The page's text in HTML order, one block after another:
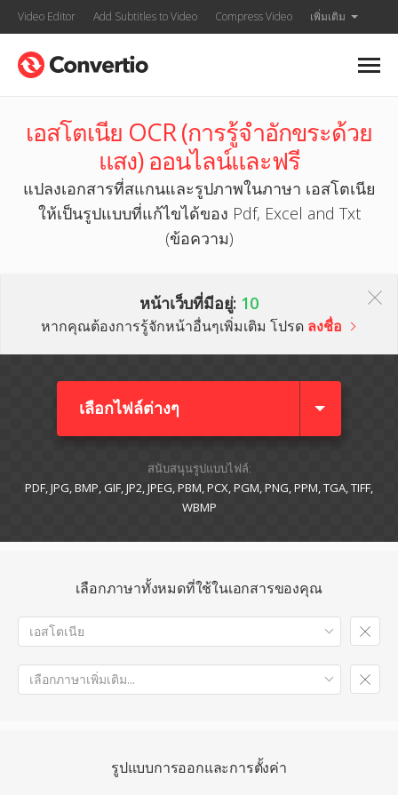
Video Editor Add Subtitles to Video Compress Video เพิ่มเติม
เอสโตเนีย OCR (การรู้จำอักขระด้วย
แสง) ออนไลน์และฟรี
แปลงเอกสารที่สแกนและรูปภาพในภาษา เอสโตเนีย
ให้เป็นรูปแบบที่แก้ไขได้ของ Pdf, Excel and Txt
(ข้อความ)
หน้าเว็บที่มีอยู่: 10
หากคุณต้องการรู้จักหน้าอื่นๆเพิ่มเติม โปรด ลงชื่อ
เลือกไฟล์ต่างๆ​
สนับสนุนรูปแบบไฟล์:
PDF, JPG, BMP, GIF, JP2, JPEG, PBM, PCX, PGM, PNG, PPM, TGA, TIFF,
WBMP
เลือกภาษาทั้งหมดที่ใช้ในเอกสารของคุณ
เอสโตเนีย
เลือกภาษาเพิ่มเติม...
รูปแบบการออกและการตั้งค่า